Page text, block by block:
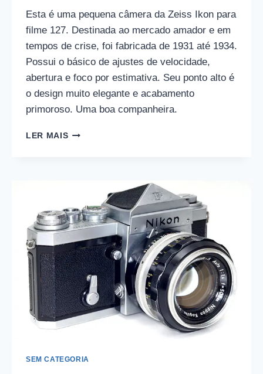
Esta é uma pequena câmera da Zeiss Ikon para
filme 127. Destinada ao mercado amador e em
tempos de crise, foi fabricada de 1931 até 1934.
Possui o básico de ajustes de velocidade,
abertura e foco por estimativa. Seu ponto alto é
o design muito elegante e acabamento
primoroso. Uma boa companheira.
LER MAISKOLIBRI
SEM CATEGORIA